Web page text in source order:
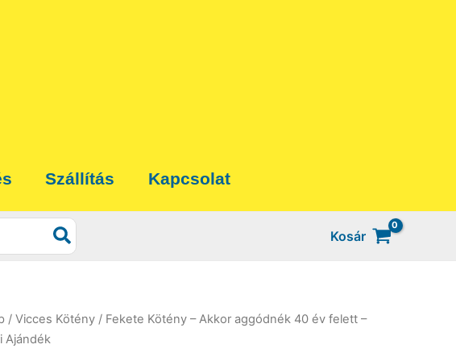
Szállítás Kapcsolat
Kosár
/ Vicces Kötény / Fekete Kötény – Akkor aggódnék 40 év felett –
Ajándék